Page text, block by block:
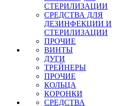
СТЕРИЛИЗАЦИИ
СРЕДСТВА ДЛЯ
ДЕЗИНФЕКЦИИ И
СТЕРИЛИЗАЦИИ
ПРОЧИЕ
ВИНТЫ
ДУГИ
ТРЕЙНЕРЫ
ПРОЧИЕ
КОЛЬЦА
КОРОНКИ
СРЕДСТВА